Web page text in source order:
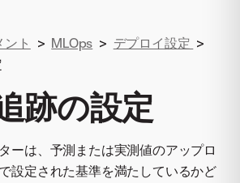
ト > MLOps > デプロイ設定 >
跡の設定
ーは、予測または実測値のアップロ
設定された基準を満たしているかど